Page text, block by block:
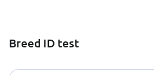
Breed ID test